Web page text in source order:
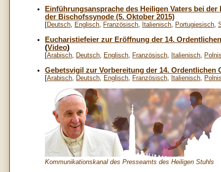
Einführungsansprache des Heiligen Vaters bei
der Bischofssynode (5. Oktober 2015)
[Deutsch, Englisch, Französisch, Italienisch, Portugiesisch,
Eucharistiefeier zur Eröffnung der 14.
(Video)
[Arabisch, Deutsch, Englisch, Französisch, Italienisch,
Gebetsvigil zur Vorbereitung der 14. Ordentlichen
[Arabisch Deutsch Englisch Französisch Italienisch
Kommunikationskanal des Presseamts des Heiligen Stuhls